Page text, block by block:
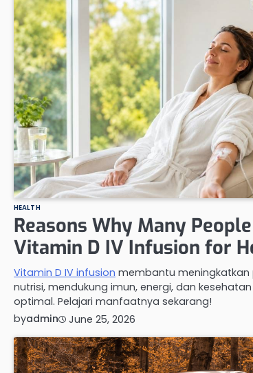
HEALTH
Reasons Why Many
Vitamin D IV Infusion for
Vitamin D IV infusion membantu meningkatkan
nutrisi, mendukung imun, energi, dan
optimal. Pelajari manfaatnya sekarang!
byadmin June 25, 2026